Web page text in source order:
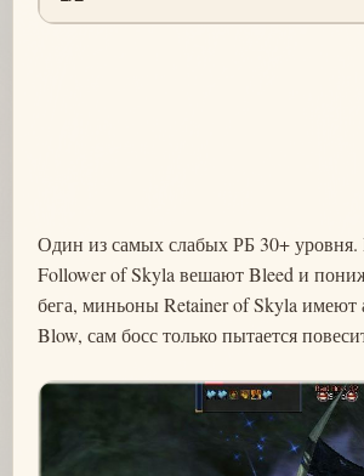
Один из самых слабых РБ 30+
Follower of Skyla вешают Bleed и
бега, миньоны Retainer of Skyla имеют
Blow, сам босс только пытается